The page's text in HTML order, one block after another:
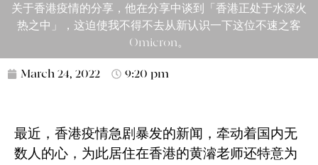
关于香港疫情的分享，他在分享中谈到「香港正处于水深火
热之中」，这迫使我不得不去从新认识一下这位不速之客
Omicron。
March 24, 2022 9:20 pm
最近，香港疫情急剧暴发的新闻，牵动着国内无
数人的心，为此居住在香港的黄濬老师还特意为